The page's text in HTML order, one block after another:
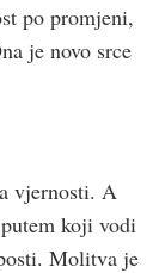
po promjeni,
je novo srce
vjernosti. A
koji vodi
Molitva je